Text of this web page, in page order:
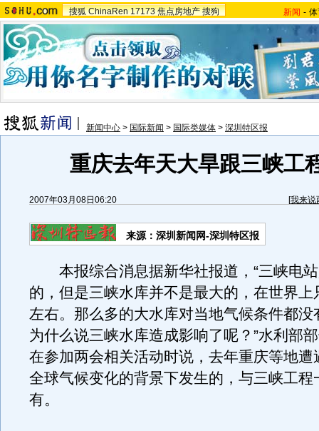
搜狐 ChinaRen 17173 焦点房地产 搜狗 新闻 -
新闻中心 > 国际新闻 > 国际类媒体 > 深圳特区报
重庆去年天大旱跟三峡工
2007年03月08日06:20 [我来说
来源：深圳新闻网-深圳特区报
本报综合消息据新华社报道，“三峡电站
的，但是三峡水库并不是最大的，在世界上
左右。那么多的大水库对当地气候条件都没
为什么说三峡水库造成影响了呢？”水利部
在参加两会相关活动时说，去年重庆等地遭
全球气候变化的背景下发生的，与三峡工程
有。